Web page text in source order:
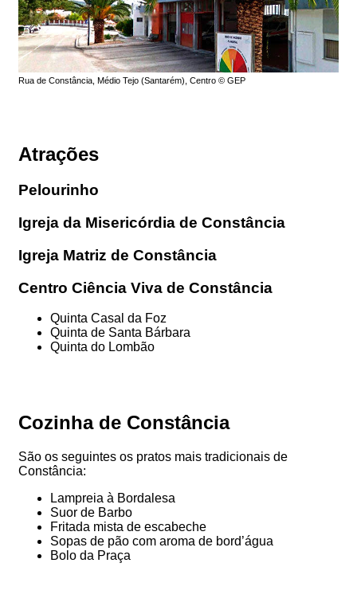
Rua de Constância, Médio Tejo (Santarém), Centro © GEP
Atrações
Pelourinho
Igreja da Misericórdia de Constância
Igreja Matriz de Constância
Centro Ciência Viva de Constância
Quinta Casal da Foz
Quinta de Santa Bárbara
Quinta do Lombão
Cozinha de Constância
São os seguintes os pratos mais tradicionais de
Constância:
Lampreia à Bordalesa
Suor de Barbo
Fritada mista de escabeche
Sopas de pão com aroma de bord’água
Bolo da Praça